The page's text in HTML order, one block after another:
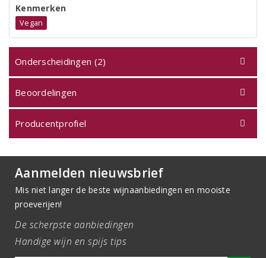
Kenmerken
Vegan
Onderscheidingen (2)
Beoordelingen
Producentprofiel
Aanmelden nieuwsbrief
Mis niet langer de beste wijnaanbiedingen en mooiste
proeverijen!
De scherpste aanbiedingen
Handige wijn en spijs tips